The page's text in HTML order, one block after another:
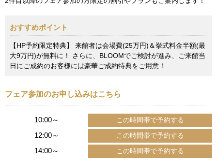
おすすめポイント
【HP予約限定特典】 来館者は会場費(25万円)＆挙式料金半額(最
大9万円)が無料に！ さらに、BLOOMでご検討が進み、ご来館当
日にご成約のお客様には豪華ご成約特典をご用意！
フェア参加のお申し込みはこちら
10:00～
12:00～
14:00～